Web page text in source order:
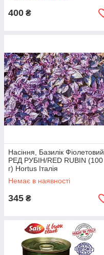
400 ₴
Насіння, Базилік Фіолетовий
РЕД РУБІН/RED RUBIN (100
г) Hortus Італія
Немає в наявності
345 ₴